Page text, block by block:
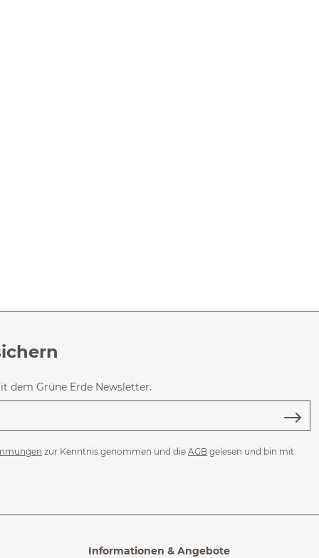
dem Grüne Erde Newsletter.
zur Kenntnis genommen und die AGB gelesen und bin mit
Informationen & Angebote